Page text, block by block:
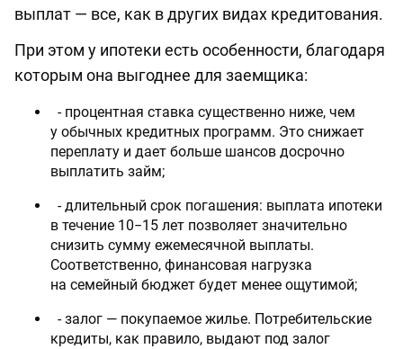
выплат — все, как в других видах кредитования.
При этом у ипотеки есть особенности, благодаря
которым она выгоднее для заемщика:
- процентная ставка существенно ниже, чем
у обычных кредитных программ. Это снижает
переплату и дает больше шансов досрочно
выплатить займ;
- длительный срок погашения: выплата ипотеки
в течение 10−15 лет позволяет значительно
снизить сумму ежемесячной выплаты.
Соответственно, финансовая нагрузка
на семейный бюджет будет менее ощутимой;
- залог — покупаемое жилье. Потребительские
кредиты, как правило, выдают под залог